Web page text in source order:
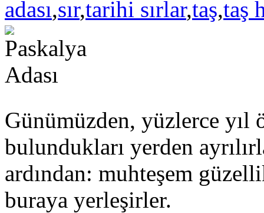
adası,sır,tarihi sırlar,taş,taş
Günümüzden, yüzlerce yıl
bulundukları yerden
ardından: muhteşem
buraya yerleşirler.